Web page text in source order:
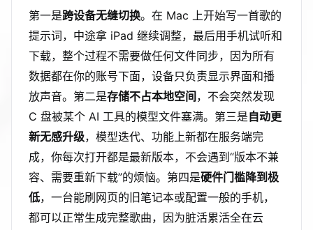
第一是跨设备无缝切换。在 Mac 上开始写一首歌的
提示词，中途拿 iPad 继续调整，最后用手机试听和
下载，整个过程不需要做任何文件同步，因为所有
数据都在你的账号下面，设备只负责显示界面和播
放声音。第二是存储不占本地空间 ，不会突然发现
C 盘被某个 AI 工具的模型文件塞满。第三是自动更
新无感升级，模型迭代、功能上新都在服务端完
成，你每次打开都是最新版本，不会遇到“版本不兼
容、需要重新下载”的烦恼。第四是硬件门槛降到极
低，一台能刷网页的旧笔记本或配置一般的手机，
都可以正常生成完整歌曲，因为脏活累活全在云